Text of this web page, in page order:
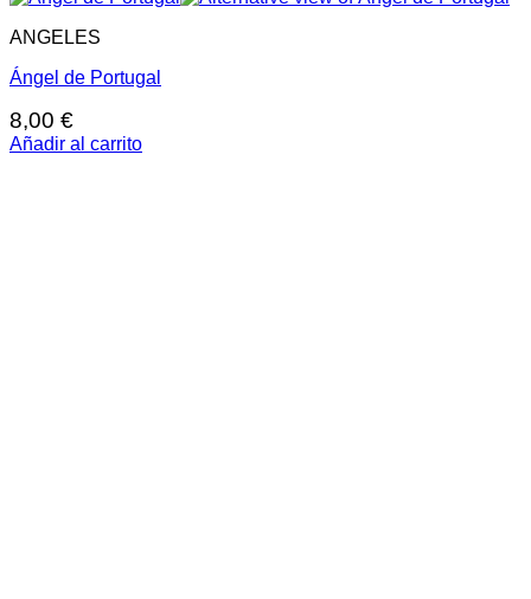
ANGELES
Ángel de Portugal
8,00 €
Añadir al carrito